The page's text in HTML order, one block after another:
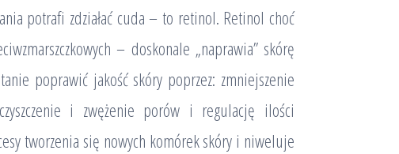
potrafi zdziałać cuda – to retinol. Retinol choć
– doskonale „naprawia” skórę
poprawić jakość skóry poprzez: zmniejszenie
i zwężenie porów i regulację ilości
tworzenia się nowych komórek skóry i niweluje